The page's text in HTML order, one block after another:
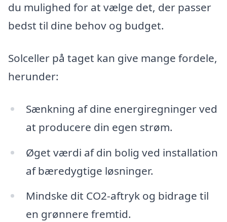
du mulighed for at vælge det, der passer
bedst til dine behov og budget.
Solceller på taget kan give mange fordele,
herunder:
Sænkning af dine energiregninger ved
at producere din egen strøm.
Øget værdi af din bolig ved installation
af bæredygtige løsninger.
Mindske dit CO2-aftryk og bidrage til
en grønnere fremtid.